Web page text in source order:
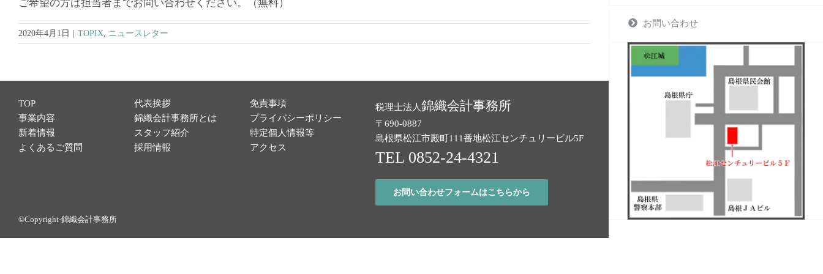
お問い合わせ
ご希望の方は担当者までお問い合わせください。（無料）
2020年4月1日 TOPIX, ニュースレター
TOP
事業内容
新着情報
よくあるご質問
代表挨拶
錦織会計事務所とは
スタッフ紹介
採用情報
免責事項
プライバシーポリシー
特定個人情報等
アクセス
税理士法人錦織会計事務所
〒690-0887
島根県松江市殿町111番地松江センチュリービル5F
TEL 0852-24-4321
お問い合わせフォームはこちらから
©Copyright-錦織会計事務所